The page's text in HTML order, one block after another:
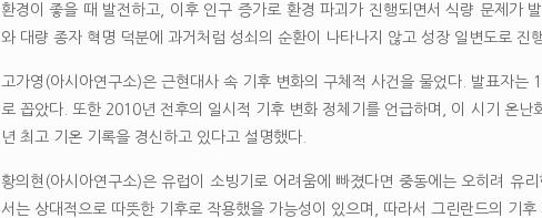
환경이 좋을 때 발전하고, 이후 인구 증가로 환경 파괴가 진행되면서 식량 문제가
와 대량 종자 혁명 덕분에 과거처럼 성쇠의 순환이 나타나지 않고 성장 일변도로 진
고가영(아시아연구소)은 근현대사 속 기후 변화의 구체적 사건을 물었다. 발표자는
로 꼽았다. 또한 2010년 전후의 일시적 기후 변화 정체기를 언급하며, 이 시기 온
년 최고 기온 기록을 경신하고 있다고 설명했다.
황의현(아시아연구소)은 유럽이 소빙기로 어려움에 빠졌다면 중동에는 오히려 유
서는 상대적으로 따뜻한 기후로 작용했을 가능성이 있으며, 따라서 그린란드의 기